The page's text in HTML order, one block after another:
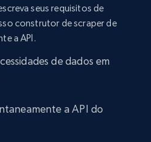
seus requisitos de
construtor de scraper de
a API.
de dados em
a API do